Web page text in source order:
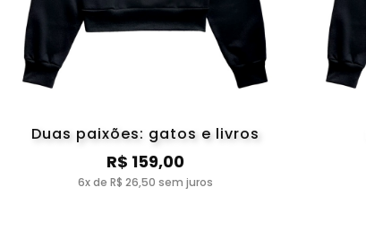
Duas paixões: gatos e livros
R$ 159,00
6x de R$ 26,50 sem juros